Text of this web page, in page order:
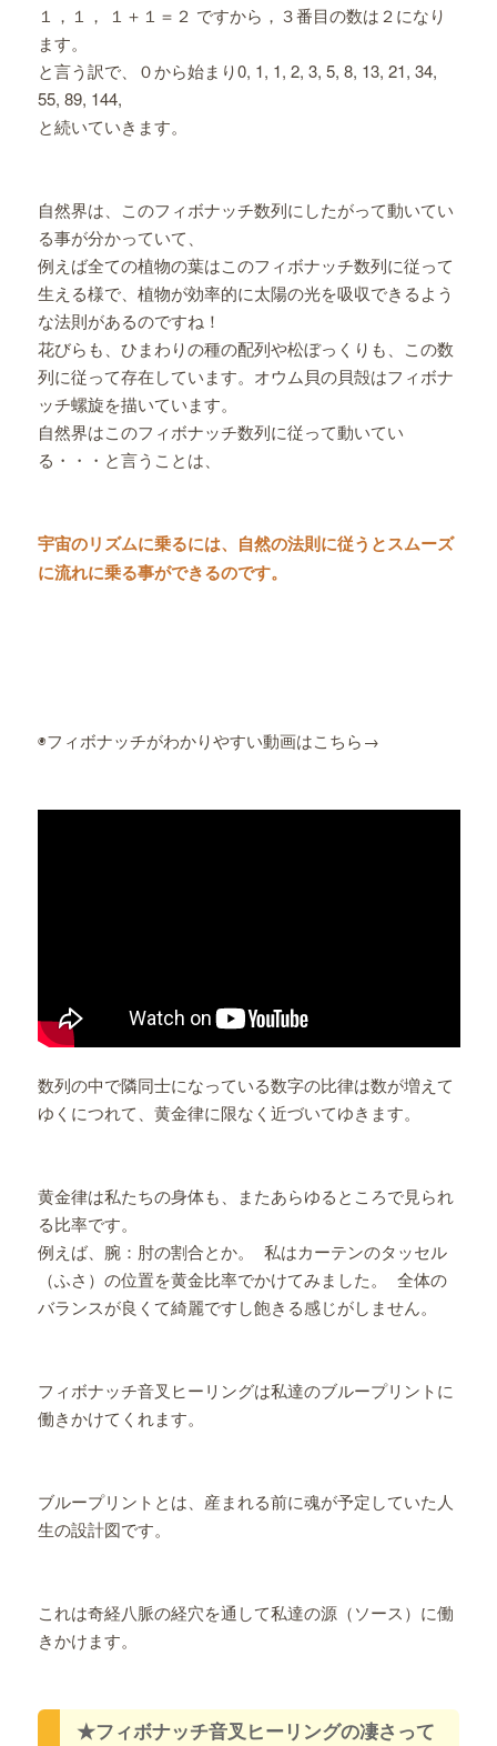
１，１， １＋１＝２ ですから，３番目の数は２になり
ます。
と言う訳で、０から始まり0, 1, 1, 2, 3, 5, 8, 13, 21, 34,
55, 89, 144,
と続いていきます。
自然界は、このフィボナッチ数列にしたがって動いてい
る事が分かっていて、
例えば全ての植物の葉はこのフィボナッチ数列に従って
生える様で、植物が効率的に太陽の光を吸収できるよう
な法則があるのですね！
花びらも、ひまわりの種の配列や松ぼっくりも、この数
列に従って存在しています。オウム貝の貝殻はフィボナ
ッチ螺旋を描いています。
自然界はこのフィボナッチ数列に従って動いてい
る・・・と言うことは、
宇宙のリズムに乗るには、自然の法則に従うとスムーズ
に流れに乗る事ができるのです。
◉フィボナッチがわかりやすい動画はこちら→
数列の中で隣同士になっている数字の比律は数が増えて
ゆくにつれて、黄金律に限なく近づいてゆきます。
黄金律は私たちの身体も、またあらゆるところで見られ
る比率です。
例えば、腕：肘の割合とか。 私はカーテンのタッセル
（ふさ）の位置を黄金比率でかけてみました。 全体の
バランスが良くて綺麗ですし飽きる感じがしません。
フィボナッチ音叉ヒーリングは私達のブループリントに
働きかけてくれます。
ブループリントとは、産まれる前に魂が予定していた人
生の設計図です。
これは奇経八脈の経穴を通して私達の源（ソース）に働
きかけます。
★フィボナッチ音叉ヒーリングの凄さって